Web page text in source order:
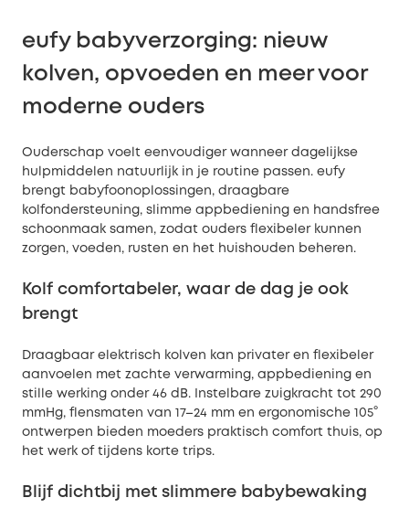
eufy babyverzorging: nieuw
kolven, opvoeden en meer voor
moderne ouders
Ouderschap voelt eenvoudiger wanneer dagelijkse
hulpmiddelen natuurlijk in je routine passen. eufy
brengt babyfoonoplossingen, draagbare
kolfondersteuning, slimme appbediening en handsfree
schoonmaak samen, zodat ouders flexibeler kunnen
zorgen, voeden, rusten en het huishouden beheren.
Kolf comfortabeler, waar de dag je ook
brengt
Draagbaar elektrisch kolven kan privater en flexibeler
aanvoelen met zachte verwarming, appbediening en
stille werking onder 46 dB. Instelbare zuigkracht tot 290
mmHg, flensmaten van 17–24 mm en ergonomische 105°
ontwerpen bieden moeders praktisch comfort thuis, op
het werk of tijdens korte trips.
Blijf dichtbij met slimmere babybewaking